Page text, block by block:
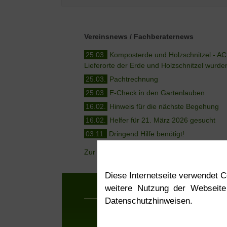
Vereinsnews / Fachberaternews
25.03.
Komposterde und Holzschnitzel -
Lieferorte der Erde und Holzschnitzel
25.03.
Pachtrechnung
25.03.
E-Check in den Gartenlauben
16.02.
Hinweis für die nächste Begehung
16.02.
Helfer für 21. März 2026 gesucht
03.11.
Dringend Hilfe benötigt!
Zur Newsübersicht
Diese Internetseite verwendet
weitere Nutzung der
Datenschutzhinweisen.